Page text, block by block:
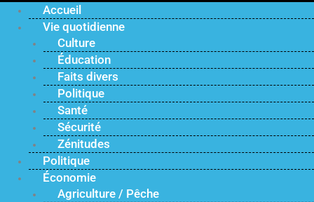
Accueil
Vie quotidienne
Culture
Éducation
Faits divers
Politique
Santé
Sécurité
Zénitudes
Politique
Économie
Agriculture / Pêche